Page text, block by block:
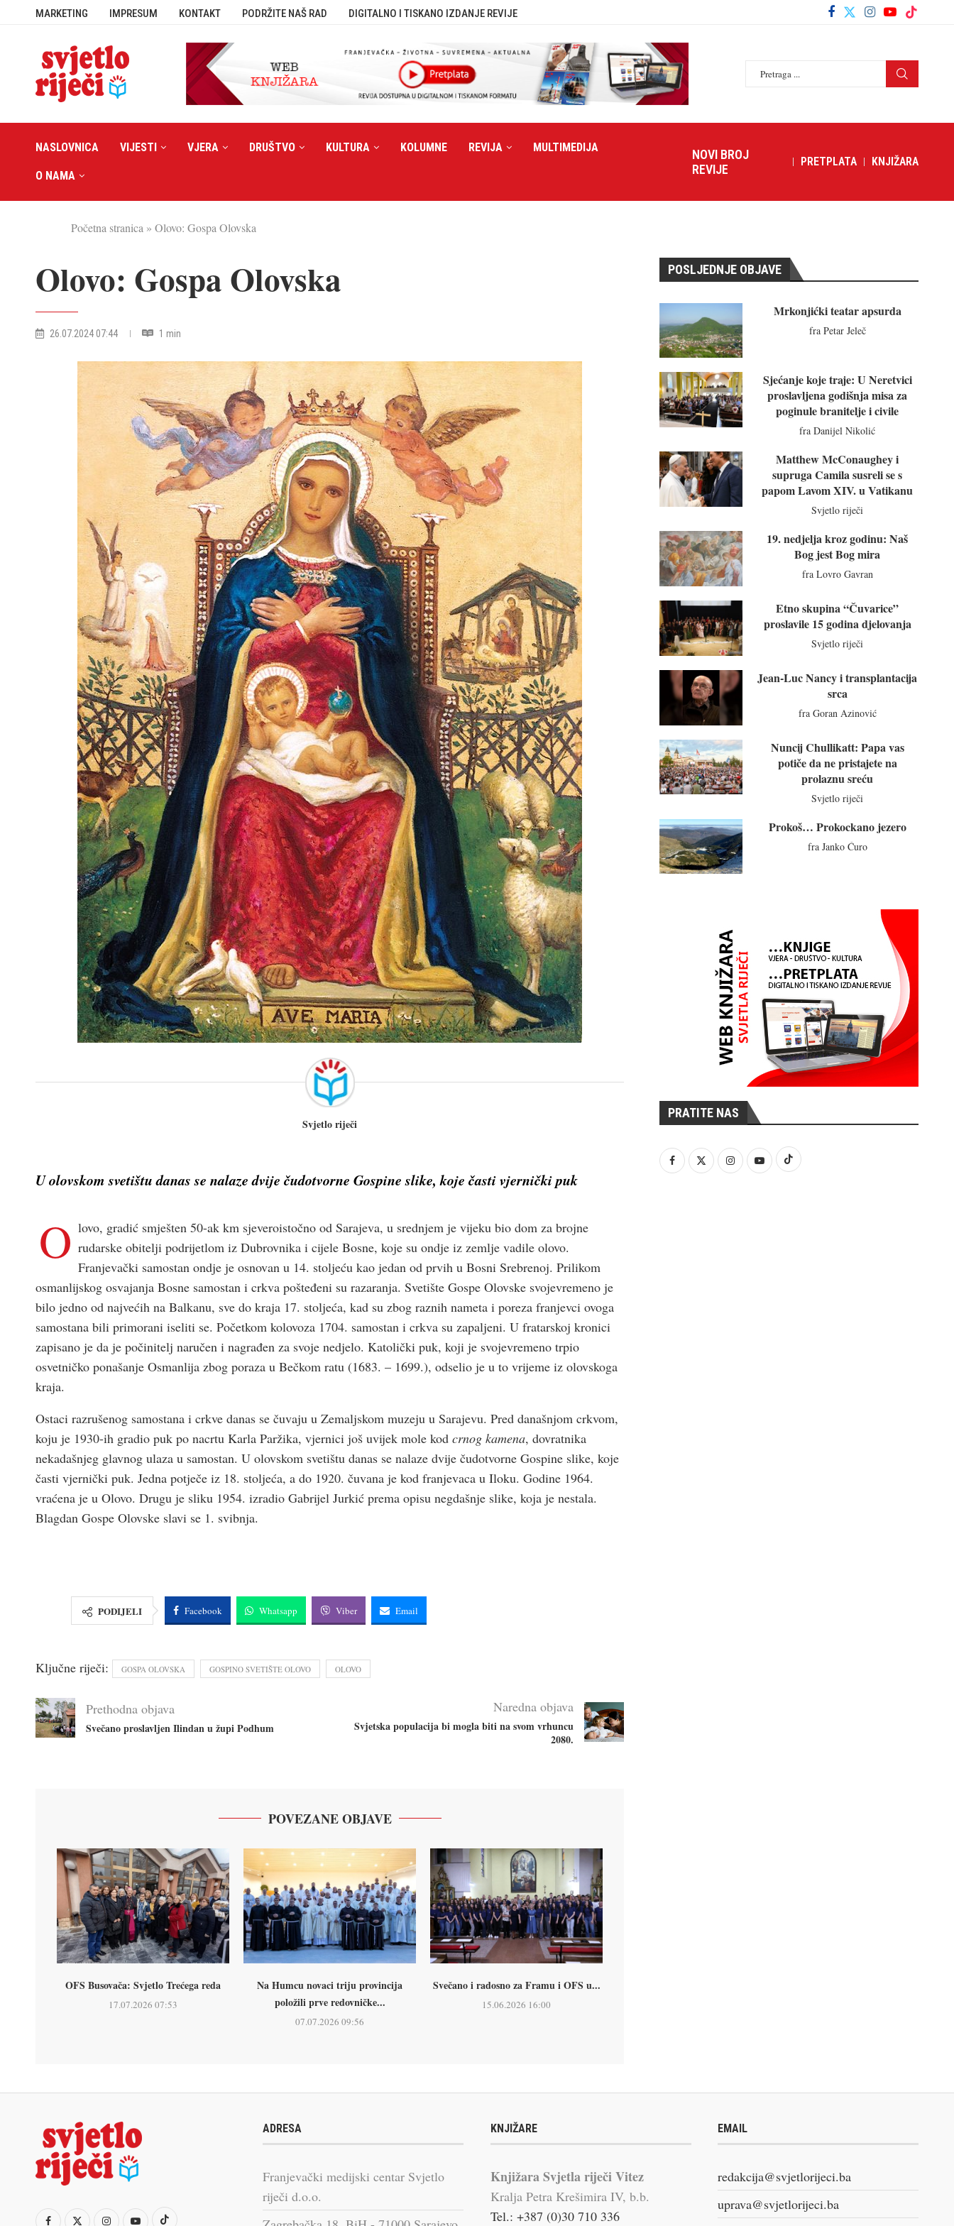
MARKETING IMPRESUM KONTAKT PODRŽITE NAŠ RAD DIGITALNO I TISKANO IZDANJE REVIJE
NASLOVNICA VIJESTI VJERA DRUŠTVO KULTURA KOLUMNE REVIJA MULTIMEDIJA
O NAMA
NOVI BROJ
REVIJE
PRETPLATA KNJIŽARA
Početna stranica » Olovo: Gospa Olovska
Olovo: Gospa Olovska
26.07.2024 07:44 1 min
Svjetlo riječi
U olovskom svetištu danas se nalaze dvije čudotvorne Gospine slike, koje časti vjernički puk
O lovo, gradić smješten 50-ak km sjeveroistočno od Sarajeva, u srednjem je vijeku bio dom za brojne
rudarske obitelji podrijetlom iz Dubrovnika i cijele Bosne, koje su ondje iz zemlje vadile olovo.
Franjevački samostan ondje je osnovan u 14. stoljeću kao jedan od prvih u Bosni Srebrenoj. Prilikom
osmanlijskog osvajanja Bosne samostan i crkva pošteđeni su razaranja. Svetište Gospe Olovske svojevremeno je
bilo jedno od najvećih na Balkanu, sve do kraja 17. stoljeća, kad su zbog raznih nameta i poreza franjevci ovoga
samostana bili primorani iseliti se. Početkom kolovoza 1704. samostan i crkva su zapaljeni. U fratarskoj kronici
zapisano je da je počinitelj naručen i nagrađen za svoje nedjelo. Katolički puk, koji je svojevremeno trpio
osvetničko ponašanje Osmanlija zbog poraza u Bečkom ratu (1683. – 1699.), odselio je u to vrijeme iz olovskoga
kraja.
Ostaci razrušenog samostana i crkve danas se čuvaju u Zemaljskom muzeju u Sarajevu. Pred današnjom crkvom,
koju je 1930-ih gradio puk po nacrtu Karla Paržika, vjernici još uvijek mole kod crnog kamena, dovratnika
nekadašnjeg glavnog ulaza u samostan. U olovskom svetištu danas se nalaze dvije čudotvorne Gospine slike, koje
časti vjernički puk. Jedna potječe iz 18. stoljeća, a do 1920. čuvana je kod franjevaca u Iloku. Godine 1964.
vraćena je u Olovo. Drugu je sliku 1954. izradio Gabrijel Jurkić prema opisu negdašnje slike, koja je nestala.
Blagdan Gospe Olovske slavi se 1. svibnja.
PODIJELI Facebook Whatsapp Viber Email
Ključne riječi: GOSPA OLOVSKA GOSPINO SVETIŠTE OLOVO OLOVO
Prethodna objava
Svečano proslavljen Ilindan u župi Podhum
Naredna objava
Svjetska populacija bi mogla biti na svom vrhuncu
2080.
POVEZANE OBJAVE
OFS Busovača: Svjetlo Trećega reda
17.07.2026 07:53
Na Humcu novaci triju provincija
položili prve redovničke...
07.07.2026 09:56
Svečano i radosno za Framu i OFS u...
15.06.2026 16:00
POSLJEDNJE OBJAVE
Mrkonjićki teatar apsurda
fra Petar Jeleč
Sjećanje koje traje: U Neretvici
proslavljena godišnja misa za
poginule branitelje i civile
fra Danijel Nikolić
Matthew McConaughey i
supruga Camila susreli se s
papom Lavom XIV. u Vatikanu
Svjetlo riječi
19. nedjelja kroz godinu: Naš
Bog jest Bog mira
fra Lovro Gavran
Etno skupina “Čuvarice”
proslavile 15 godina djelovanja
Svjetlo riječi
Jean-Luc Nancy i transplantacija
srca
fra Goran Azinović
Nuncij Chullikatt: Papa vas
potiče da ne pristajete na
prolaznu sreću
Svjetlo riječi
Prokoš… Prokockano jezero
fra Janko Ćuro
PRATITE NAS
ADRESA
Franjevački medijski centar Svjetlo
riječi d.o.o.
KNJIŽARE
Knjižara Svjetla riječi Vitez
Kralja Petra Krešimira IV, b.b.
Tel.: +387 (0)30 710 336
EMAIL
redakcija@svjetlorijeci.ba
uprava@svjetlorijeci.ba